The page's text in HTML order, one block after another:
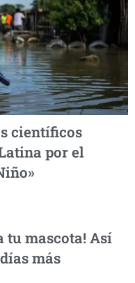
científicos
por el
tu mascota! Así
más